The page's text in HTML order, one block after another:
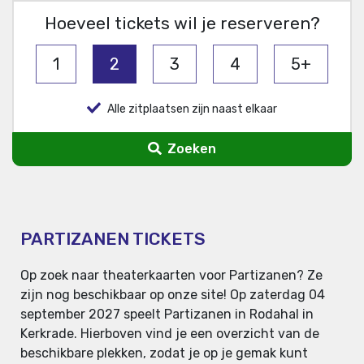
Hoeveel tickets wil je reserveren?
1 2 3 4 5+
Alle zitplaatsen zijn naast elkaar
Zoeken
PARTIZANEN TICKETS
Op zoek naar theaterkaarten voor Partizanen? Ze
zijn nog beschikbaar op onze site! Op zaterdag 04
september 2027 speelt Partizanen in Rodahal in
Kerkrade. Hierboven vind je een overzicht van de
beschikbare plekken, zodat je op je gemak kunt